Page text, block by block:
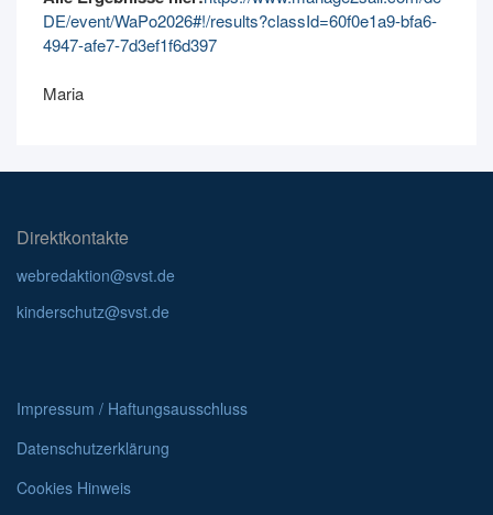
DE/event/WaPo2026#!/results?classId=60f0e1a9-bfa6-
4947-afe7-7d3ef1f6d397
Maria
Direktkontakte
webredaktion@svst.de
kinderschutz@svst.de
Impressum / Haftungsausschluss
Datenschutzerklärung
Cookies Hinweis